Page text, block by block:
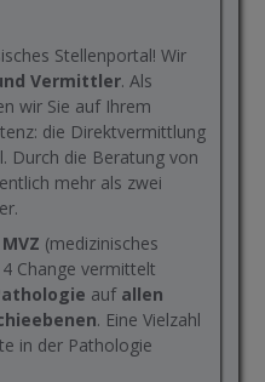
Stellenportal! Wir
Vermittler. Als
wir Sie auf Ihrem
die Direktvermittlung
Durch die Beratung von
mehr als zwei
(medizinisches
Change vermittelt
auf allen
. Eine Vielzahl
in der Pathologie